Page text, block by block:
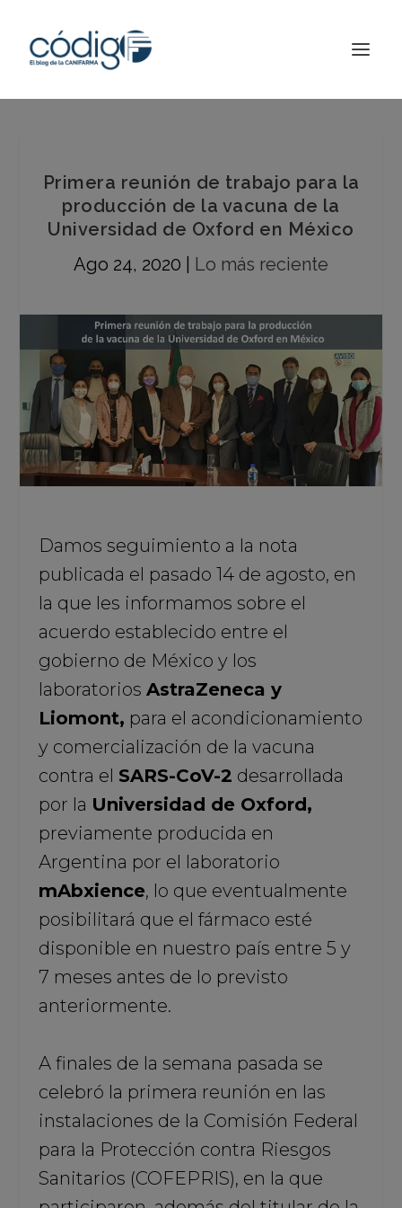
Primera reunión de trabajo para la
producción de la vacuna de la
Universidad de Oxford en México
Ago 24, 2020
Lo más reciente
Damos seguimiento a la nota
publicada el pasado 14 de agosto, en
la que les informamos sobre el
acuerdo establecido entre el
gobierno de México y los
laboratorios AstraZeneca y
Liomont, para el acondicionamiento
y comercialización de la vacuna
contra el SARS-CoV-2 desarrollada
por la Universidad de Oxford,
previamente producida en
Argentina por el laboratorio
mAbxience, lo que eventualmente
posibilitará que el fármaco esté
disponible en nuestro país entre 5 y
7 meses antes de lo previsto
anteriormente.
A finales de la semana pasada se
celebró la primera reunión en las
instalaciones de la Comisión Federal
para la Protección contra Riesgos
Sanitarios (COFEPRIS), en la que